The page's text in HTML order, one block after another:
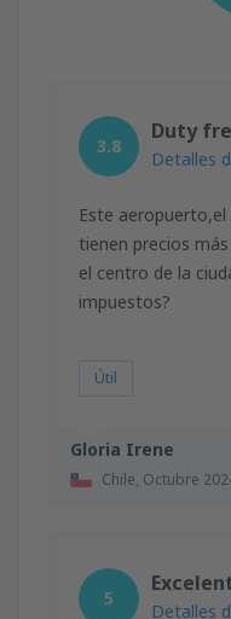
Gloria Irene
Chile, Octubre
3.8
Duty
Detalles
Este
tienen precios
el centro de la
impuestos?
Útil
5
Detalles